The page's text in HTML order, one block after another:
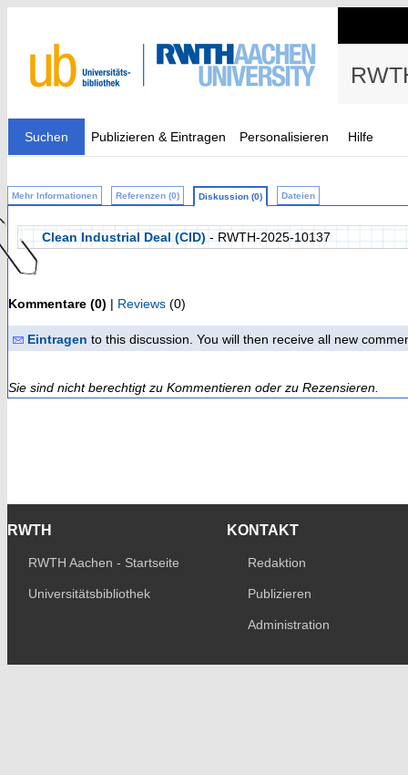
Suchen Publizieren & Eintragen Personalisieren Hilfe
Mehr Informationen Referenzen (0) Diskussion (0) Dateien
Clean Industrial Deal (CID) - RWTH-2025-10137
Kommentare (0) | Reviews (0)
Eintragen to this discussion. You will then receive all new
Sie sind nicht berechtigt zu Kommentieren oder zu Rezensieren.
RWTH
RWTH Aachen - Startseite
Universitätsbibliothek
KONTAKT
Redaktion
Publizieren
Administration